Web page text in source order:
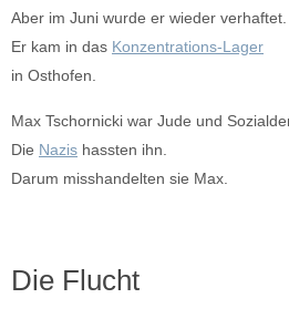
Aber im Juni wurde er wieder verhaftet.
Er kam in das Konzentrations-Lager
in Osthofen.
Max Tschornicki war Jude und
Die Nazis hassten ihn.
Darum misshandelten sie Max.
Die Flucht